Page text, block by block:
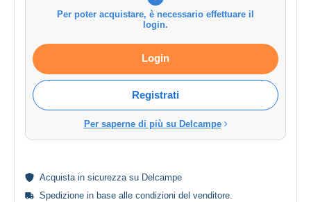
Per poter acquistare, è necessario effettuare il
login.
Login
Registrati
Per saperne di più su Delcampe
Acquista in sicurezzasu Delcampe
Spedizione in base alle condizioni del venditore.